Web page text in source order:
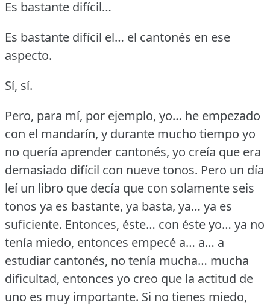
Es bastante difícil…
Es bastante difícil el… el cantonés en ese
aspecto.
Sí, sí.
Pero, para mí, por ejemplo, yo… he empezado
con el mandarín, y durante mucho tiempo yo
no quería aprender cantonés, yo creía que era
demasiado difícil con nueve tonos. Pero un día
leí un libro que decía que con solamente seis
tonos ya es bastante, ya basta, ya… ya es
suficiente. Entonces, éste… con éste yo… ya no
tenía miedo, entonces empecé a… a… a
estudiar cantonés, no tenía mucha… mucha
dificultad, entonces yo creo que la actitud de
uno es muy importante. Si no tienes miedo,